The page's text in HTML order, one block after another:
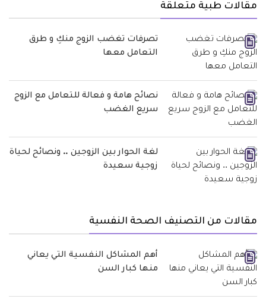
مقالات طبية متعلقة
تصرفات تغضب الزوج منكِ و طرق
التعامل معها
نصائح هامة و فعالة للتعامل مع الزوج
سريع الغضب
لغة الحوار بين الزوجين .. ونصائح لحياة
زوجية سعيدة
مقالات من التصنيف الصحة النفسية
أهم المشاكل النفسية التي يعاني
منها كبار السن